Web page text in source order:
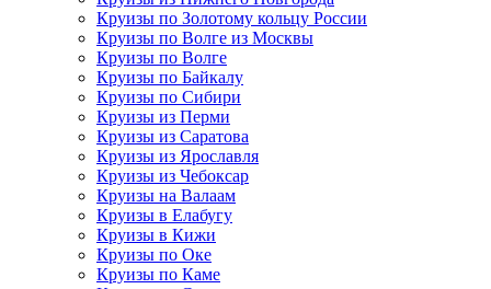
Круизы по Золотому кольцу России
Круизы по Волге из Москвы
Круизы по Волге
Круизы по Байкалу
Круизы по Сибири
Круизы из Перми
Круизы из Саратова
Круизы из Ярославля
Круизы из Чебоксар
Круизы на Валаам
Круизы в Елабугу
Круизы в Кижи
Круизы по Оке
Круизы по Каме